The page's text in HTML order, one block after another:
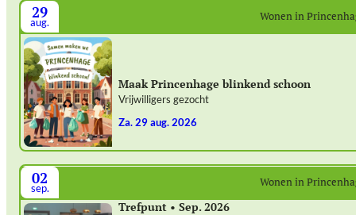
29
aug. Wonen in
Maak Princenhage blinkend schoon
Vrijwilligers gezocht
za. 29 aug. 2026
02
sep. Wonen in
Trefpunt • Sep. 2026